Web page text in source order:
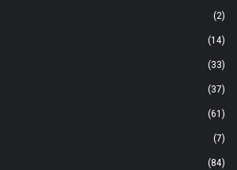
(2)
(14)
(33)
(37)
(61)
(7)
(84)